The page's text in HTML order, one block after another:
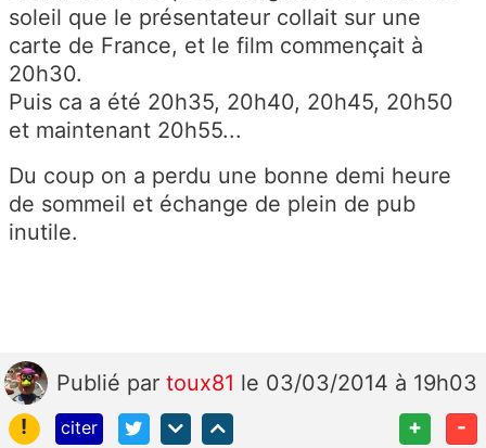
soleil que le présentateur collait sur une
carte de France, et le film commençait à
20h30.
Puis ca a été 20h35, 20h40, 20h45, 20h50
et maintenant 20h55...
Du coup on a perdu une bonne demi heure
de sommeil et échange de plein de pub
inutile.
Publié par toux81 le 03/03/2014 à 19h03
!
citer + -